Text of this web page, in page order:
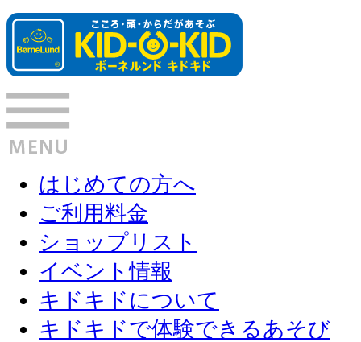
はじめての方へ
ご利用料金
ショップリスト
イベント情報
キドキドについて
キドキドで体験できるあそび